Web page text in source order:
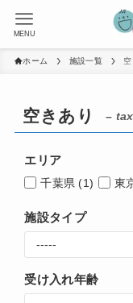
MENU
ホーム 施設一覧 空
空きあり –
エリア
千葉県 (1) 東
施設タイプ
受け入れ年齢